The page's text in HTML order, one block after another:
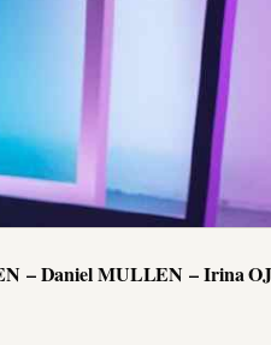
– Daniel MULLEN – Irina